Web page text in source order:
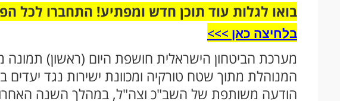
בואו לגלות עוד תוכן חדש ומפתיע! התחברו לכל
בלחיצה כאן >>>​
מערכת הביטחון הישראלית חושפת היום (ראשון)
המנוהלת מתוך שטח טורקיה ומכוונת ישירות נגד יעדים
הודעה משותפת של השב"כ וצה"ל, במהלך השנה